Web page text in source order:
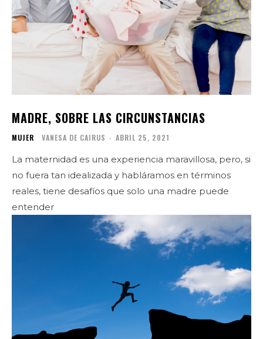
MADRE, SOBRE LAS CIRCUNSTANCIAS
MUJER VANESA DE CAIRUS - ABRIL 25, 2021
La maternidad es una experiencia maravillosa, pero, si
no fuera tan idealizada y habláramos en términos
reales, tiene desafíos que solo una madre puede
entender